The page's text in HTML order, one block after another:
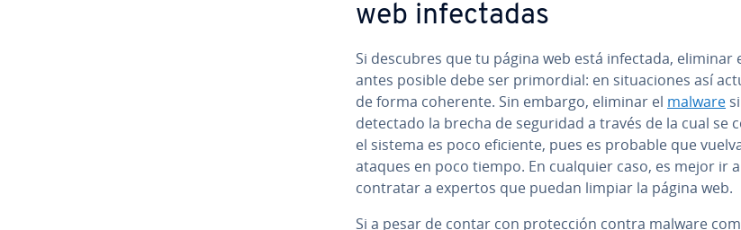
web in­fe­c­ta­das
Si descubres que tu página web está infectada, eliminar
antes posible debe ser pri­mo­r­dial: en si­tua­cio­nes así
de forma coherente. Sin embargo, eliminar el malware
detectado la brecha de seguridad a través de la cual se
el sistema es poco eficiente, pues es probable que
ataques en poco tiempo. En cualquier caso, es mejor ir
contratar a expertos que puedan limpiar la página web.
Si a pesar de contar con pro­te­c­ción contra malware